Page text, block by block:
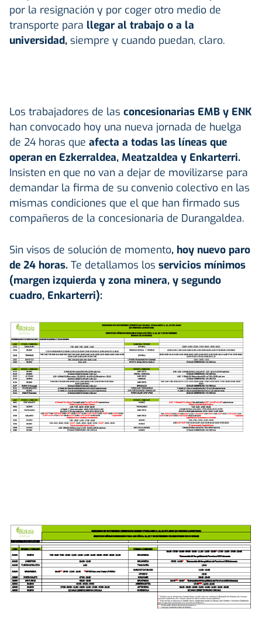
por la resignación y por coger otro medio de
transporte para llegar al trabajo o a la
universidad, siempre y cuando puedan, claro.
Los trabajadores de las concesionarias EMB y ENK
han convocado hoy una nueva jornada de huelga
de 24 horas que afecta a todas las líneas que
operan en Ezkerraldea, Meatzaldea y Enkarterri.
Insisten en que no van a dejar de movilizarse para
demandar la firma de su convenio colectivo en las
mismas condiciones que el que han firmado sus
compañeros de la concesionaria de Durangaldea.
Sin visos de solución de momento, hoy nuevo paro
de 24 horas. Te detallamos los servicios mínimos
(margen izquierda y zona minera, y segundo
cuadro, Enkarterri):